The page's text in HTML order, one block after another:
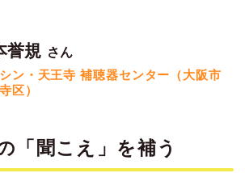
誉規 さん
シン・天王寺 補聴器センター（大阪市
区）
「聞こえ」を補う